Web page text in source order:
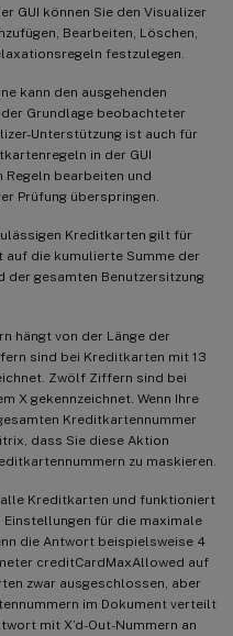
GUI können Sie den Visualizer
Bearbeiten, Löschen,
festzulegen.
kann den ausgehenden
Grundlage beobachteter
Unterstützung ist auch für
in der GUI
Regeln bearbeiten und
Prüfung überspringen.
Kreditkarten gilt für
auf die kumulierte Summe der
der gesamten Benutzersitzung
hängt von der Länge der
sind bei Kreditkarten mit 13
Zwölf Ziffern sind bei
X gekennzeichnet. Wenn Ihre
Kreditkartennummer
dass Sie diese Aktion
zu maskieren.
Kreditkarten und funktioniert
für die maximale
die Antwort beispielsweise 4
creditCardMaxAllowed auf
zwar ausgeschlossen, aber
im Dokument verteilt
mit X’d-Out-Nummern an